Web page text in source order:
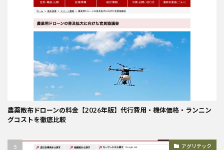
農薬散布ドローンの料金【2026年版】代行費用・機体価格・ランニン
グコストを徹底比較
アグリテック